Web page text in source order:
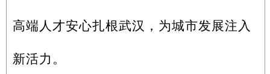
高端人才安心扎根武汉，为城市发展注入
新活力。